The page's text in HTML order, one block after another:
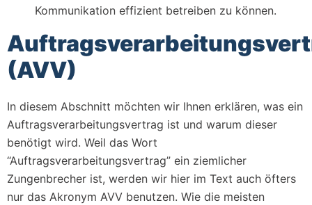
Kommunikation effizient betreiben zu können.
(AVV)
In diesem Abschnitt möchten wir Ihnen erklären, was ein
Auftragsverarbeitungsvertrag ist und warum dieser
benötigt wird. Weil das Wort
“Auftragsverarbeitungsvertrag” ein ziemlicher
Zungenbrecher ist, werden wir hier im Text auch öfters
nur das Akronym AVV benutzen. Wie die meisten